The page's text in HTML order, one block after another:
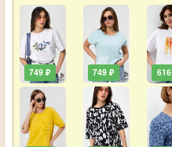
749 ₽ 749 ₽